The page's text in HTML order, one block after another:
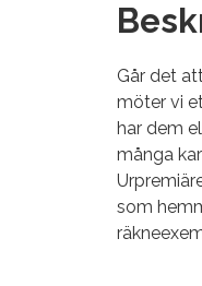
Går det
möter vi
har dem
många
som